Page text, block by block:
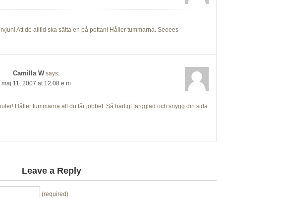
Att de alltid ska sätta en på pottan! Håller tummarna. Seeees
Camilla W says:
maj 11, 2007 at 12:08 e m
Håller tummarna att du får jobbet. Så härligt färgglad och snygg din sida
Leave a Reply
(required)